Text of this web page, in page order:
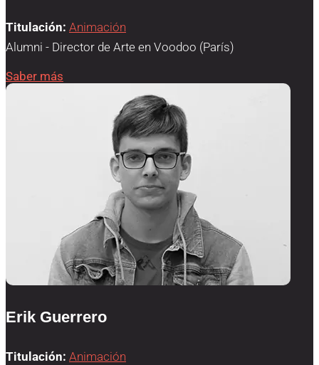
Titulación: Animación
Alumni - Director de Arte en Voodoo (París)
Saber más
Erik Guerrero
Titulación: Animación